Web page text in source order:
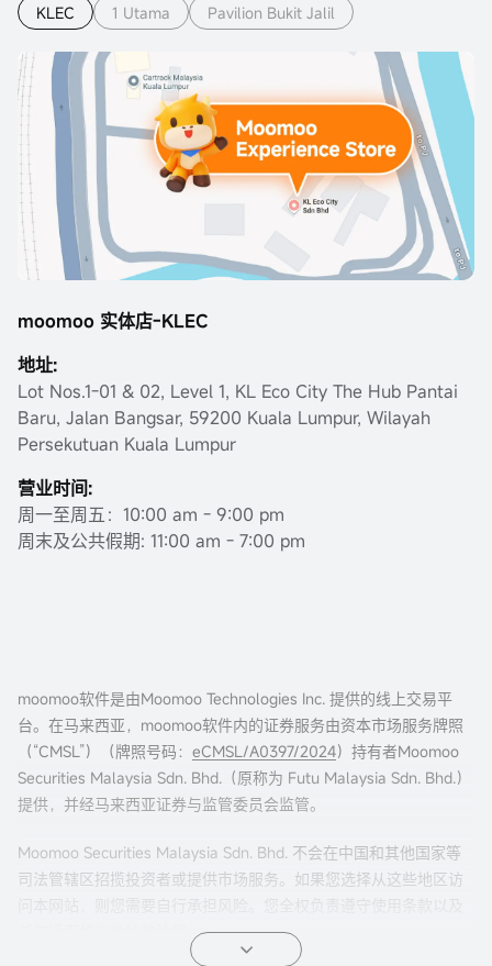
KLEC 1 Utama Pavilion Bukit Jalil
moomoo 实体店-KLEC
地址:
Lot Nos.1-01 & 02, Level 1, KL Eco City The Hub Pantai
Baru, Jalan Bangsar, 59200 Kuala Lumpur, Wilayah
Persekutuan Kuala Lumpur
营业时间:
周一至周五：10:00 am - 9:00 pm
周末及公共假期: 11:00 am - 7:00 pm
moomoo软件是由Moomoo Technologies Inc. 提供的线上交易平
台。在马来西亚，moomoo软件内的证券服务由资本市场服务牌照
（“CMSL”）（牌照号码： eCMSL/A0397/2024）持有者Moomoo
Securities Malaysia Sdn. Bhd.（原称为 Futu Malaysia Sdn. Bhd.）
提供，并经马来西亚证券与监管委员会监管。
Moomoo Securities Malaysia Sdn. Bhd. 不会在中国和其他国家等
司法管辖区招揽投资者或提供市场服务。如果您选择从这些地区访
任何适用的当地法律法规。